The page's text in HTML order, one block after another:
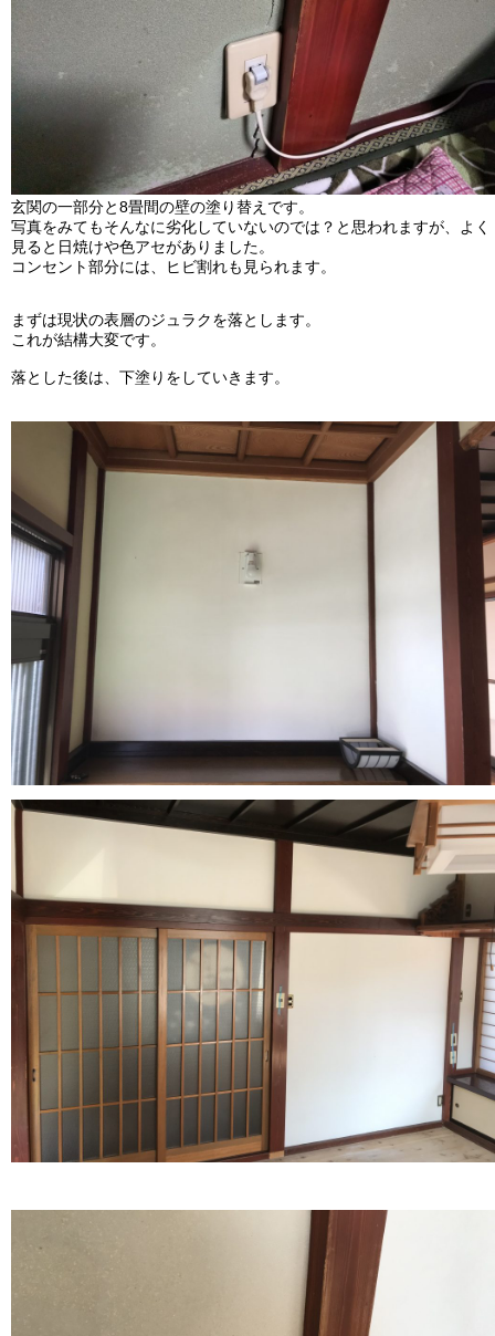
玄関の一部分と8畳間の壁の塗り替えです。
写真をみてもそんなに劣化していないのでは？と思われますが、よく
見ると日焼けや色アセがありました。
コンセント部分には、ヒビ割れも見られます。
まずは現状の表層のジュラクを落とします。
これが結構大変です。
落とした後は、下塗りをしていきます。